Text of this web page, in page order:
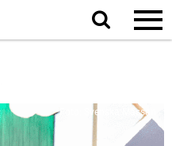
Sök
på
Foto: Svenska Mässan